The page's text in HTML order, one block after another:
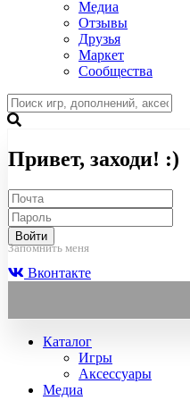
Медиа
Отзывы
Друзья
Маркет
Сообщества
Привет, заходи! :)
Войти
Запомнить меня
Вконтакте
Каталог
Игры
Аксессуары
Медиа